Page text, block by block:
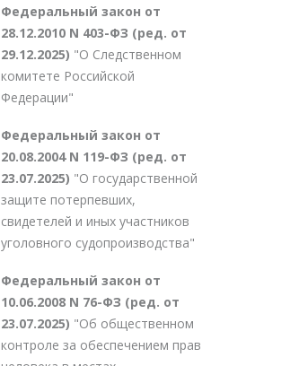
Федеральный закон от
28.12.2010 N 403-ФЗ (ред. от
29.12.2025) "О Следственном
комитете Российской
Федерации"
Федеральный закон от
20.08.2004 N 119-ФЗ (ред. от
23.07.2025) "О государственной
защите потерпевших,
свидетелей и иных участников
уголовного судопроизводства"
Федеральный закон от
10.06.2008 N 76-ФЗ (ред. от
23.07.2025) "Об общественном
контроле за обеспечением прав